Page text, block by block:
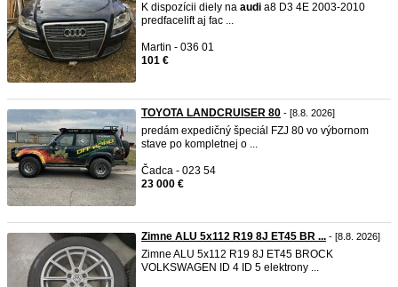
K dispozícii diely na audi a8 D3 4E 2003-2010
predfacelift aj fac ...
Martin - 036 01
101 €
TOYOTA LANDCRUISER 80 - [8.8. 2026]
predám expedičný špeciál FZJ 80 vo výbornom
stave po kompletnej o ...
Čadca - 023 54
23 000 €
Zimne ALU 5x112 R19 8J ET45 BR ... - [8.8. 2026]
Zimne ALU 5x112 R19 8J ET45 BROCK
VOLKSWAGEN ID 4 ID 5 elektrony ...